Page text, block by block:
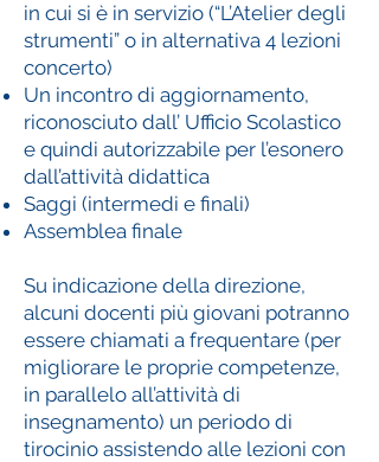
in cui si è in servizio (“L’Atelier degli
strumenti” o in alternativa 4 lezioni
concerto)
Un incontro di aggiornamento,
riconosciuto dall’ Ufficio Scolastico
e quindi autorizzabile per l’esonero
dall’attività didattica
Saggi (intermedi e finali)
Assemblea finale
Su indicazione della direzione,
alcuni docenti più giovani potranno
essere chiamati a frequentare (per
migliorare le proprie competenze,
in parallelo all’attività di
insegnamento) un periodo di
tirocinio assistendo alle lezioni con